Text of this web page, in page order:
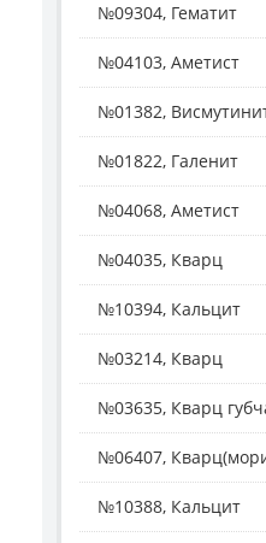
№09304, Гематит
№04103, Аметист
№01382,
№01822, Галенит
№04068, Аметист
№04035, Кварц
№10394, Кальцит
№03214, Кварц
№03635, Кварц
№06407,
№10388, Кальцит